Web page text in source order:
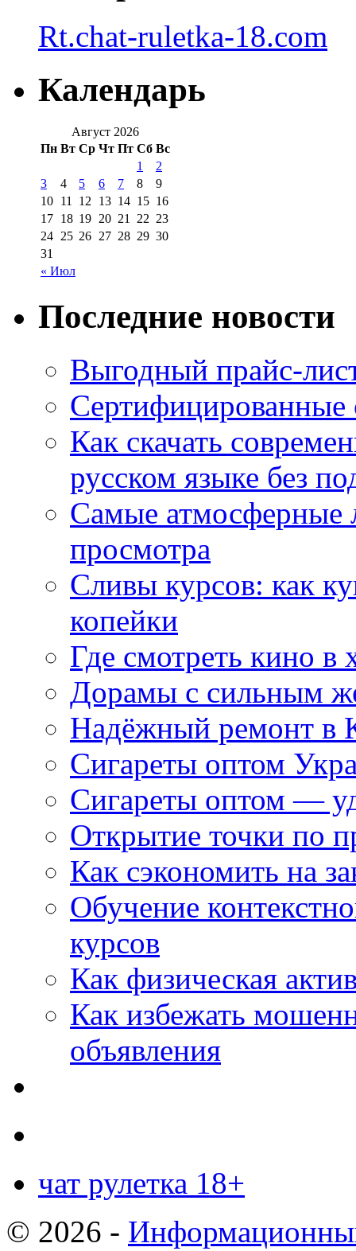
Rt.chat-ruletka-18.com
Календарь
Август 2026
Пн Вт Ср Чт Пт Сб Вс
« Июл
1
2
3
4 5 6 7 8
9
10 11 12 13 14 15 16
17 18 19 20 21 22 23
24 25 26 27 28 29 30
31
Последние новости
Выгодный прайс-
Как скачать
русском языке без
Самые атмосферные
просмотра
Сливы курсов: как
копейки
Где смотреть кино в
Дорамы с сильным
Надёжный ремонт в
Сигареты оптом
Сигареты оптом —
Открытие точки по
Как сэкономить на
Обучение
курсов
Как физическая
Как избежать
объявления
чат рулетка 18+
© 2026 -